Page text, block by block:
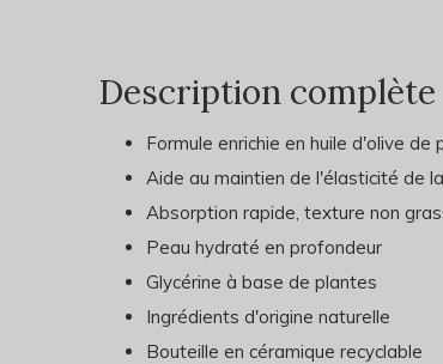
Description complète
Formule enrichie en huile d'olive
Aide au maintien de l'élasticité de
Absorption rapide, texture non
Peau hydraté en profondeur
Glycérine à base de plantes
Ingrédients d'origine naturelle
Bouteille en céramique recyclable